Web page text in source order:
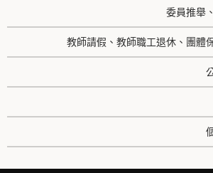
委員推舉
教師請假、教師職工退休、團體